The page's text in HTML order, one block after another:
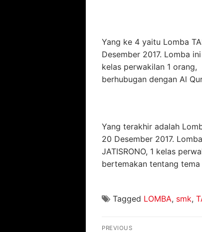
Yang ke 4 yaitu Lomba
Desember 2017. Lomba
kelas perwakilan 1
berhubugan dengan Al
Yang terakhir adalah
20 Desember 2017.
JATISRONO, 1 kelas
bertemakan tentang tema
Tagged LOMBA, smk,
Navigasi
PREVIOUS